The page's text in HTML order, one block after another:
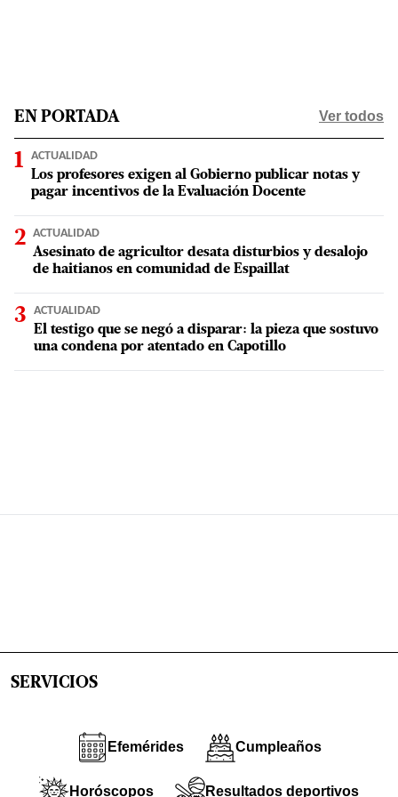
EN PORTADA Ver todos
ACTUALIDAD
Los profesores exigen al Gobierno publicar notas y
pagar incentivos de la Evaluación Docente
ACTUALIDAD
Asesinato de agricultor desata disturbios y desalojo
de haitianos en comunidad de Espaillat
ACTUALIDAD
El testigo que se negó a disparar: la pieza que sostuvo
una condena por atentado en Capotillo
SERVICIOS
Efemérides Cumpleaños
Horóscopos Resultados deportivos